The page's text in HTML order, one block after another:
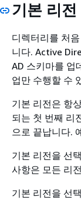
기본 리전
디렉터리를 처
니다. Active
AD 스키마를 업
업만 수행할 수
기본 리전은 항
되는 첫 번째 리
으로 끝납니다.
기본 리전을 선
사항은 모든 리
기본 리전을 선